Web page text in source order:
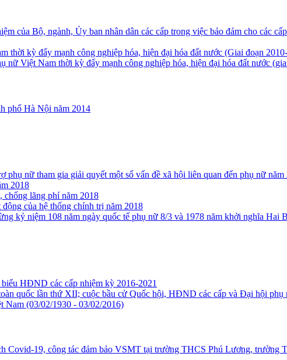
của Bộ, ngành, Ủy ban nhân dân các cấp trong việc bảo đảm cho các
thời kỳ đẩy mạnh công nghiệp hóa, hiện đại hóa đất nước (Giai đoạn
nữ Việt Nam thời kỳ đẩy mạnh công nghiệp hóa, hiện đại hóa đất nước
phố Hà Nội năm 2014
nữ tham gia giải quyết một số vấn đề xã hội liên quan đến phụ nữ năm
2018
chống lãng phí năm 2018
của hệ thống chính trị năm 2018
kỷ niệm 108 năm ngày quốc tế phụ nữ 8/3 và 1978 năm khởi nghĩa Hai
HĐND các cấp nhiệm kỳ 2016-2021
quốc lần thứ XII; cuộc bầu cử Quốc hội, HĐND các cấp và Đại hội phụ
Nam (03/02/1930 - 03/02/2016)
Covid-19, công tác đảm bảo VSMT tại trường THCS Phú Lương, trường